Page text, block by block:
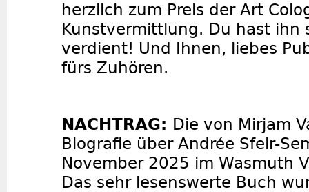
herzlich zum Preis der Art
Kunstvermittlung. Du hast ihn
verdient! Und Ihnen, liebes
fürs Zuhören.
NACHTRAG: Die von Mirjam
Biografie über Andrée Sfeir-
November 2025 im Wasmuth
Das sehr lesenswerte Buch